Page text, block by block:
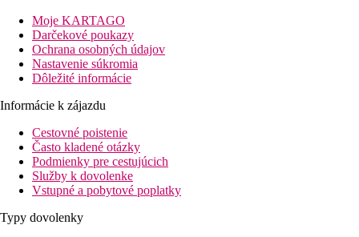
Vybavenie
Vstupná hala s recepciou, reštaurácia, hotelový trezor.
Izby
Dvojlôžková izba, Výhľad záhrada:
alebo terasa
Ostatné typy izieb
vyššie uvedené vybavenie)
Dvojposteľová izba, Superior, Výhľad mora:
zrenovované izby, výhľad mora.
Piesočno-kamienková, lehátka a slnečníky za poplatok.
Moje KARTAGO
Darčekové poukazy
Ochrana osobných údajov
Nastavenie súkromia
Dôležité informácie
Informácie k zájazdu
Cestovné poistenie
Často kladené otázky
Podmienky pre cestujúcich
Služby k dovolenke
Vstupné a pobytové poplatky
Typy dovolenky